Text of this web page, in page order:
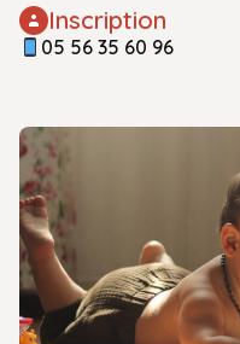
Inscription
05 56 35 60 96